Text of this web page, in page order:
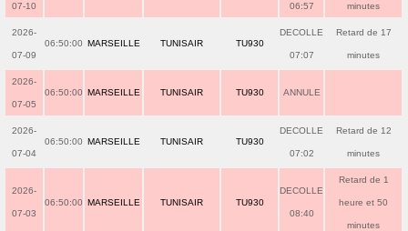
07-10 06:57 minutes
2026-
07-09
06:50:00 MARSEILLE TUNISAIR TU930
DECOLLE
07:07
Retard de 17
minutes
2026-
07-05
06:50:00 MARSEILLE TUNISAIR TU930 ANNULE
2026-
07-04
06:50:00 MARSEILLE TUNISAIR TU930
DECOLLE
07:02
Retard de 12
minutes
2026-
07-03
06:50:00 MARSEILLE TUNISAIR TU930
DECOLLE
08:40
Retard de 1
heure et 50
minutes